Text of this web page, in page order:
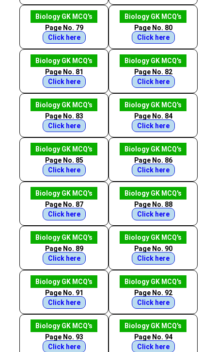
Biology GK MCQ's
Page No. 79
Click here
Biology GK MCQ's
Page No. 80
Click here
Biology GK MCQ's
Page No. 81
Click here
Biology GK MCQ's
Page No. 82
Click here
Biology GK MCQ's
Page No. 83
Click here
Biology GK MCQ's
Page No. 84
Click here
Biology GK MCQ's
Page No. 85
Click here
Biology GK MCQ's
Page No. 86
Click here
Biology GK MCQ's
Page No. 87
Click here
Biology GK MCQ's
Page No. 88
Click here
Biology GK MCQ's
Page No. 89
Click here
Biology GK MCQ's
Page No. 90
Click here
Biology GK MCQ's
Page No. 91
Click here
Biology GK MCQ's
Page No. 92
Click here
Biology GK MCQ's
Page No. 93
Click here
Biology GK MCQ's
Page No. 94
Click here